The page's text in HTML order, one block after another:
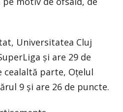
Universitatea Cluj
și are 29 de
cealaltă parte, Oțelul
9 și are 26 de puncte.